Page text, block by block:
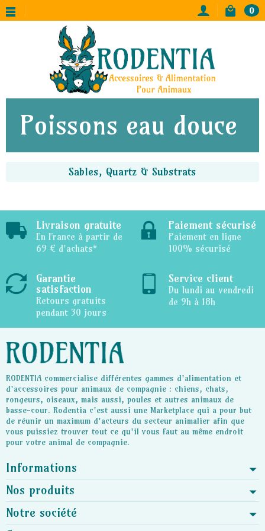
0
Poissons eau douce
Sables, Quartz & Substrats
Livraison gratuite
En France à partir de
69 € d'achats*
Paiement sécurisé
Paiement en ligne
100% sécurisé
Garantie
satisfaction
Retours gratuits
pendant 30 jours
Service client
Du lundi au vendredi
de 9h à 18h
RODENTIA commercialise différentes gammes d'alimentation et
d'accessoires pour animaux de compagnie : chiens, chats,
rongeurs, oiseaux, mais aussi, poules et autres animaux de
basse-cour. Rodentia c'est aussi une Marketplace qui a pour but
de réunir un maximum d'acteurs du secteur animalier afin que
vous puissiez trouver tout ce qu'il vous faut au même endroit
pour votre animal de compagnie.
Informations
Nos produits
Notre société